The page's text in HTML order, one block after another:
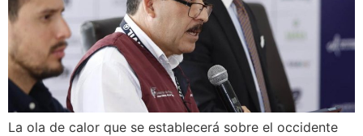
La ola de calor que se establecerá sobre el occidente